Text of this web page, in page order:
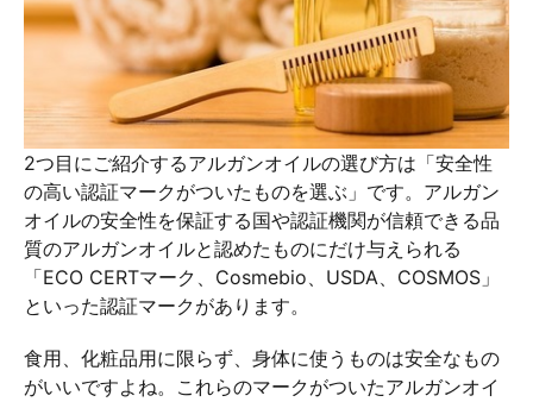
2つ目にご紹介するアルガンオイルの選び方は「安全性
の高い認証マークがついたものを選ぶ」です。アルガン
オイルの安全性を保証する国や認証機関が信頼できる品
質のアルガンオイルと認めたものにだけ与えられる
「ECO CERTマーク、Cosmebio、USDA、COSMOS」
といった認証マークがあります。
食用、化粧品用に限らず、身体に使うものは安全なもの
がいいですよね。これらのマークがついたアルガンオイ